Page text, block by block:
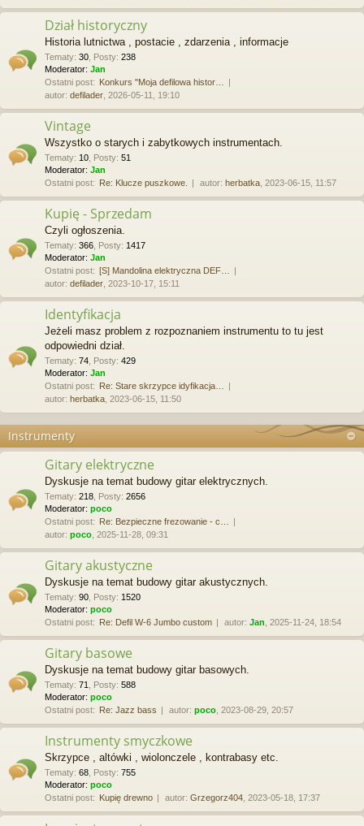
Dział historyczny
Historia lutnictwa , postacie , zdarzenia , informacje
Tematy: 30 Posty: 238
Moderator: Jan
Ostatni post: Konkurs "Moja defilowa histor…
autor: defilader , 2026-05-11, 19:10
Vintage
Wszystko o starych i zabytkowych instrumentach.
Tematy: 10 Posty: 51
Moderator: Jan
Ostatni post: Re: Klucze puszkowe. autor: herbatka , 2023-06-15, 11:57
Kupię - Sprzedam
Czyli ogłoszenia.
Tematy: 366 Posty: 1417
Moderator: Jan
Ostatni post: [S] Mandolina elektryczna DEF…
autor: defilader , 2023-10-17, 15:11
Identyfikacja
Jeżeli masz problem z rozpoznaniem instrumentu to tu jest
odpowiedni dział.
Tematy: 74 Posty: 429
Moderator: Jan
Ostatni post: Re: Stare skrzypce idyfikacja…
autor: herbatka , 2023-06-15, 11:50
Instrumenty
Gitary elektryczne
Dyskusje na temat budowy gitar elektrycznych.
Tematy: 218 Posty: 2656
Moderator: poco
Ostatni post: Re: Bezpieczne frezowanie - c…
autor: poco , 2025-11-28, 09:31
Gitary akustyczne
Dyskusje na temat budowy gitar akustycznych.
Tematy: 90 Posty: 1520
Moderator: poco
Ostatni post: Re: Defil W-6 Jumbo custom autor: Jan , 2025-11-24, 18:54
Gitary basowe
Dyskusje na temat budowy gitar basowych.
Tematy: 71 Posty: 588
Moderator: poco
Ostatni post: Re: Jazz bass autor: poco , 2023-08-29, 20:57
Instrumenty smyczkowe
Skrzypce , altówki , wiolonczele , kontrabasy etc.
Tematy: 68 Posty: 755
Moderator: poco
Ostatni post: Kupię drewno autor: Grzegorz404 , 2023-05-18, 17:37